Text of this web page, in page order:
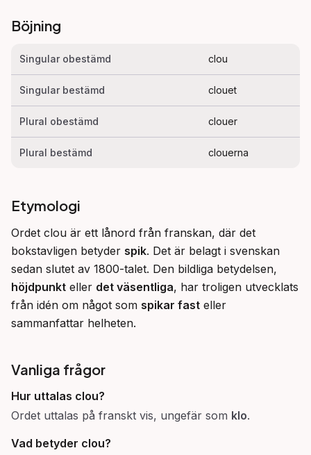
Böjning
Singular obestämd clou
Singular bestämd clouet
Plural obestämd clouer
Plural bestämd clouerna
Etymologi
Ordet clou är ett lånord från franskan, där det
bokstavligen betyder spik. Det är belagt i svenskan
höjdpunkt eller det väsentliga, har troligen utvecklats
från idén om något som spikar fast eller
sammanfattar helheten.
Vanliga frågor
Hur uttalas clou?
Ordet uttalas på franskt vis, ungefär som klo.
Vad betyder clou?